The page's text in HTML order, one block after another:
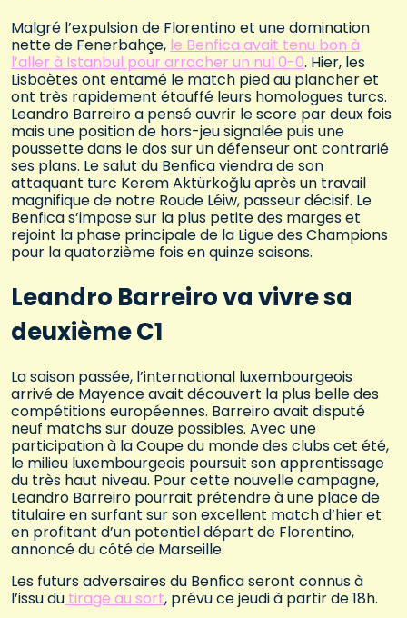
Malgré l’expulsion de Florentino et une domination
nette de Fenerbahçe, le Benfica avait tenu bon à
l’aller à Istanbul pour arracher un nul 0-0. Hier, les
Lisboètes ont entamé le match pied au plancher et
ont très rapidement étouffé leurs homologues turcs.
Leandro Barreiro a pensé ouvrir le score par deux fois
mais une position de hors-jeu signalée puis une
poussette dans le dos sur un défenseur ont contrarié
ses plans. Le salut du Benfica viendra de son
attaquant turc Kerem Aktürkoğlu après un travail
magnifique de notre Roude Léiw, passeur décisif. Le
Benfica s’impose sur la plus petite des marges et
rejoint la phase principale de la Ligue des Champions
pour la quatorzième fois en quinze saisons.
Leandro Barreiro va vivre sa
deuxième C1
La saison passée, l’international luxembourgeois
arrivé de Mayence avait découvert la plus belle des
compétitions européennes. Barreiro avait disputé
neuf matchs sur douze possibles. Avec une
participation à la Coupe du monde des clubs cet été,
le milieu luxembourgeois poursuit son apprentissage
du très haut niveau. Pour cette nouvelle campagne,
Leandro Barreiro pourrait prétendre à une place de
titulaire en surfant sur son excellent match d’hier et
en profitant d’un potentiel départ de Florentino,
annoncé du côté de Marseille.
Les futurs adversaires du Benfica seront connus à
l’issu du tirage au sort, prévu ce jeudi à partir de 18h.